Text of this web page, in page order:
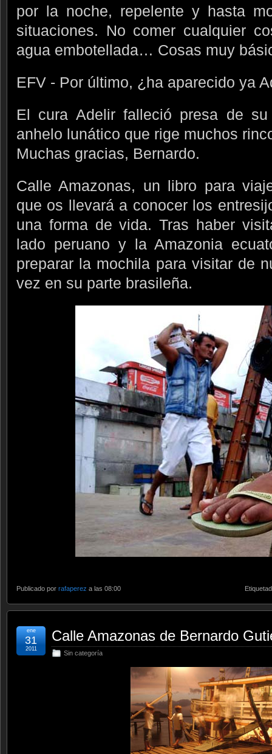
por la noche, repelente y hasta
situaciones. No comer cualquier
agua embotellada… Cosas muy
EFV - Por último, ¿ha aparecido ya
El cura Adelir falleció presa de
anhelo lunático que rige muchos
Muchas gracias, Bernardo.
Calle Amazonas, un libro para
que os llevará a conocer los
una forma de vida. Tras haber
lado peruano y la Amazonia
preparar la mochila para visitar de
vez en su parte brasileña.
Publicado por rafaperez a las 08:00
Calle Amazonas de Bernardo
Sin categoría
ene
31
2011